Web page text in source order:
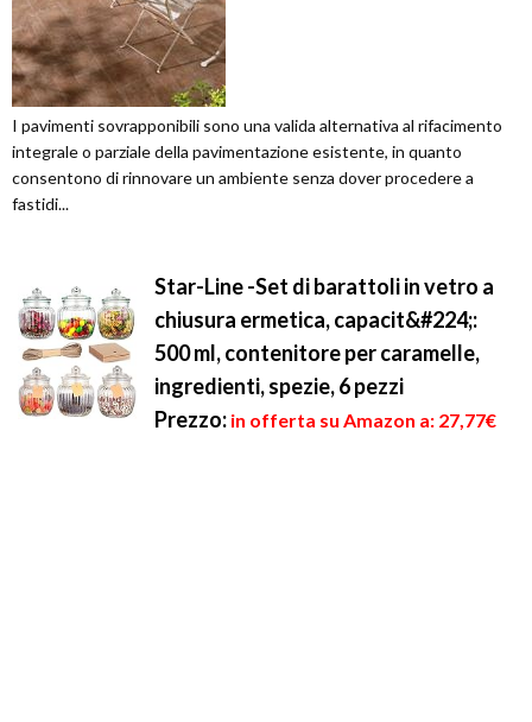
I pavimenti sovrapponibili sono una valida alternativa al rifacimento
integrale o parziale della pavimentazione esistente, in quanto
consentono di rinnovare un ambiente senza dover procedere a
fastidi...
Star-Line -Set di barattoli in vetro a
chiusura ermetica, capacit&#224;:
500 ml, contenitore per caramelle,
ingredienti, spezie, 6 pezzi
Prezzo: in offerta su Amazon a: 27,77€